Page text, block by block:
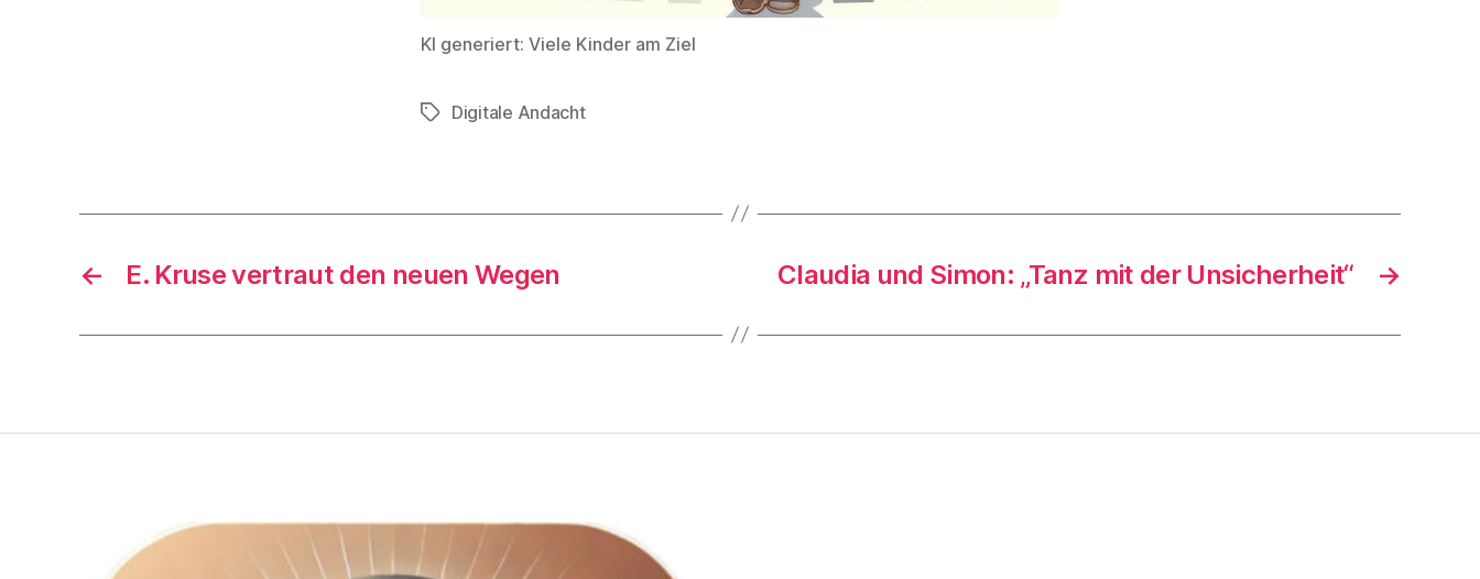
KI generiert: Viele Kinder am Ziel
Schlagwörter
Digitale Andacht
← E. Kruse vertraut den neuen Wegen →
Claudia und Simon: „Tanz mit der Unsicherheit“